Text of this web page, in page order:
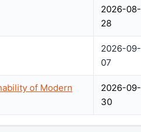
2026-08-
28
2026-09-
07
of Modern
2026-09-
30